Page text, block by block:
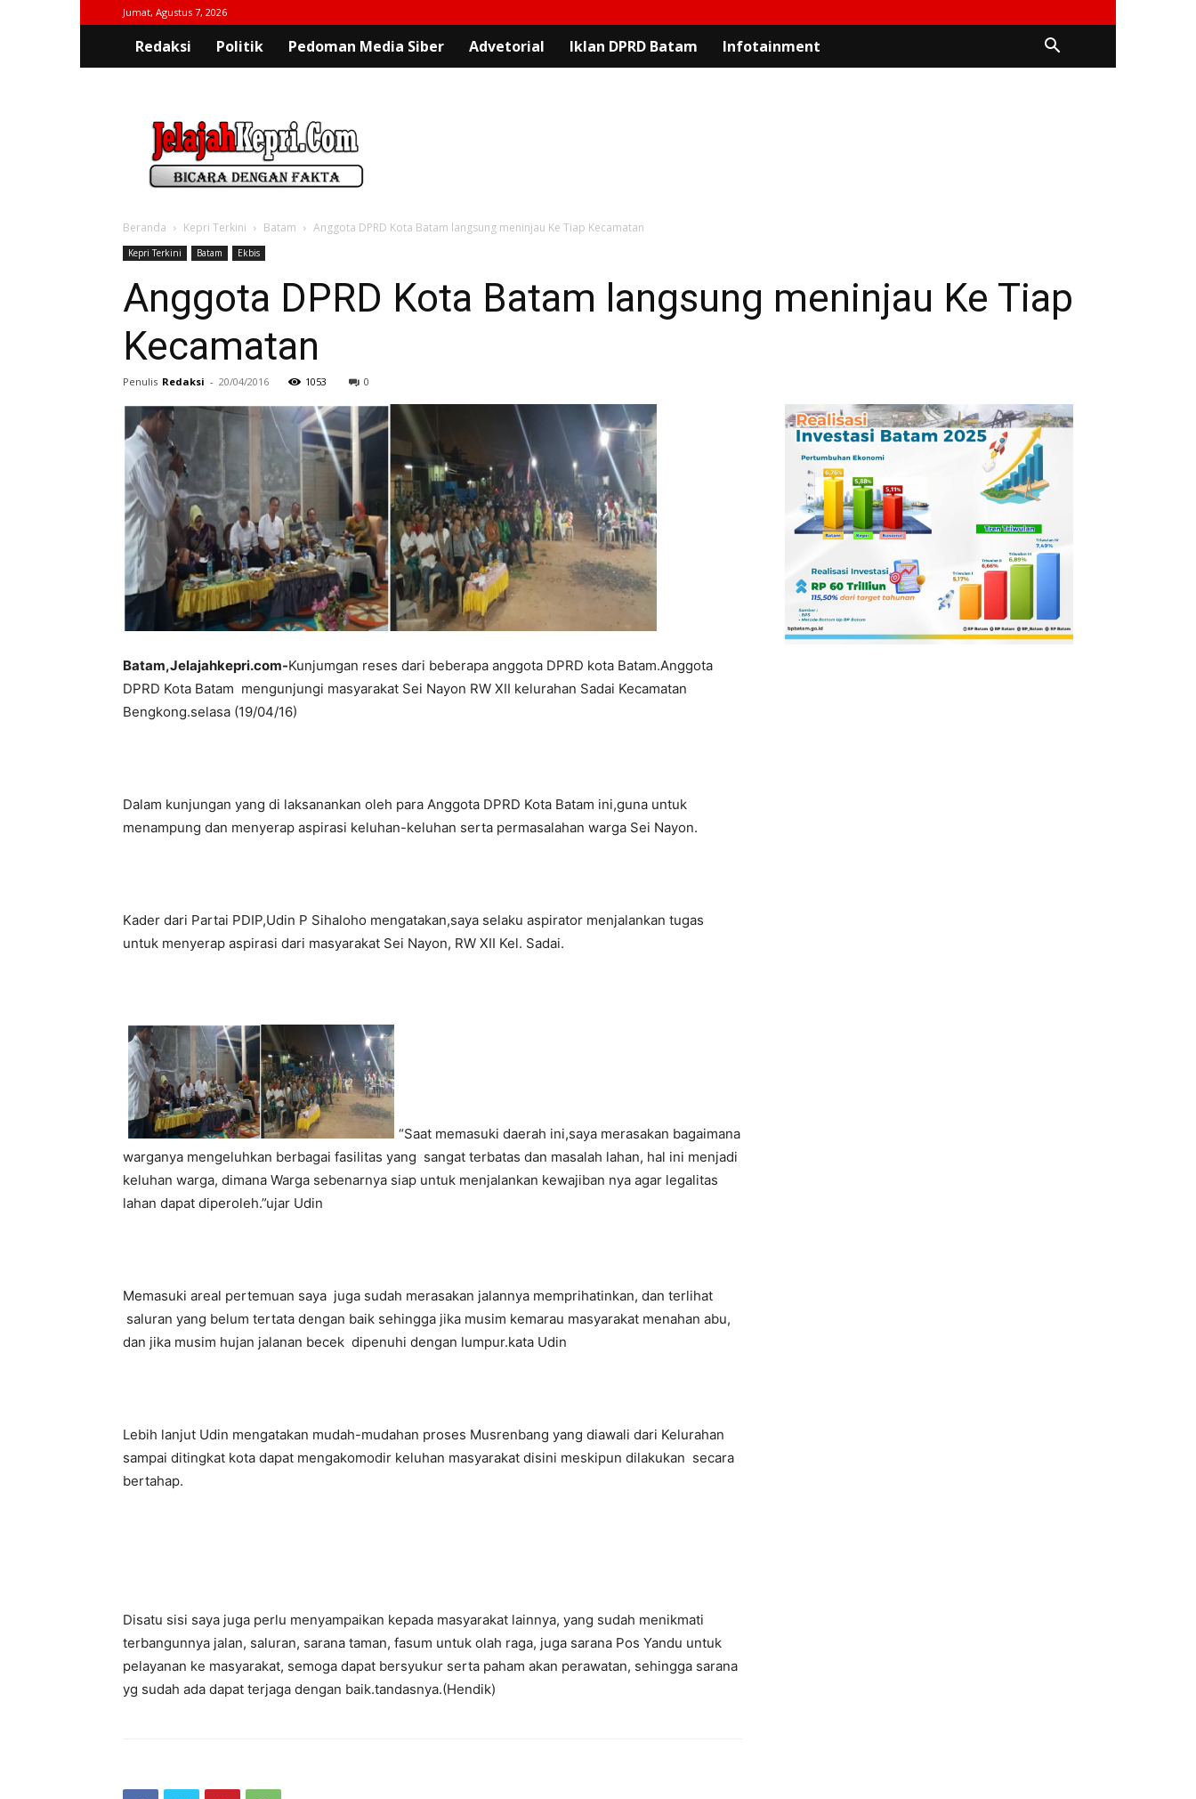
Jumat, Agustus 7, 2026
Redaksi Politik Pedoman Media Siber Advetorial Iklan DPRD Batam Infotainment
Beranda Kepri Terkini Batam Anggota DPRD Kota Batam langsung meninjau Ke Tiap Kecamatan
Kepri Terkini Batam Ekbis
Anggota DPRD Kota Batam langsung meninjau Ke Tiap
Kecamatan
Penulis Redaksi - 20/04/2016 1053 0
Batam,Jelajahkepri.com-Kunjumgan reses dari beberapa anggota DPRD kota Batam.Anggota
DPRD Kota Batam mengunjungi masyarakat Sei Nayon RW XII kelurahan Sadai Kecamatan
Bengkong.selasa (19/04/16)
Dalam kunjungan yang di laksanankan oleh para Anggota DPRD Kota Batam ini,guna untuk
menampung dan menyerap aspirasi keluhan-keluhan serta permasalahan warga Sei Nayon.
Kader dari Partai PDIP,Udin P Sihaloho mengatakan,saya selaku aspirator menjalankan tugas
untuk menyerap aspirasi dari masyarakat Sei Nayon, RW XII Kel. Sadai.
“Saat memasuki daerah ini,saya merasakan bagaimana
warganya mengeluhkan berbagai fasilitas yang sangat terbatas dan masalah lahan, hal ini menjadi
keluhan warga, dimana Warga sebenarnya siap untuk menjalankan kewajiban nya agar legalitas
lahan dapat diperoleh.”ujar Udin
Memasuki areal pertemuan saya juga sudah merasakan jalannya memprihatinkan, dan terlihat
saluran yang belum tertata dengan baik sehingga jika musim kemarau masyarakat menahan abu,
dan jika musim hujan jalanan becek dipenuhi dengan lumpur.kata Udin
Lebih lanjut Udin mengatakan mudah-mudahan proses Musrenbang yang diawali dari Kelurahan
sampai ditingkat kota dapat mengakomodir keluhan masyarakat disini meskipun dilakukan secara
bertahap.
Disatu sisi saya juga perlu menyampaikan kepada masyarakat lainnya, yang sudah menikmati
terbangunnya jalan, saluran, sarana taman, fasum untuk olah raga, juga sarana Pos Yandu untuk
pelayanan ke masyarakat, semoga dapat bersyukur serta paham akan perawatan, sehingga sarana
yg sudah ada dapat terjaga dengan baik.tandasnya.(Hendik)